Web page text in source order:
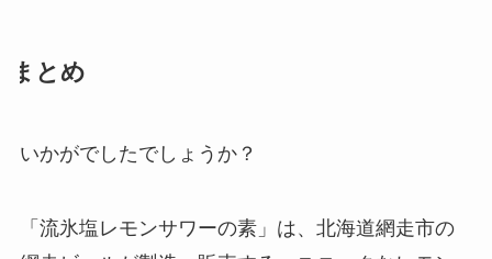
まとめ
いかがでしたでしょうか？
「流氷塩レモンサワーの素」は、北海道網走市の